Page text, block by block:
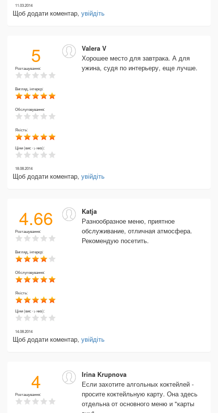
11.03.2014
Щоб додати коментар, увійдіть
5
Розташування:
Вигляд, інтерєр:
Обслуговування:
Якість:
Ціни (вис -> низ):
Valera V
Хорошее место для завтрака. А для
ужина, судя по интерьеру, еще лучше.
18.08.2014
Щоб додати коментар, увійдіть
4.66
Розташування:
Вигляд, інтерєр:
Обслуговування:
Якість:
Ціни (вис -> низ):
Katja
Разнообразное меню, приятное
обслуживание, отличная атмосфера.
Рекомендую посетить.
14.08.2014
Щоб додати коментар, увійдіть
4
Розташування:
Irina Krupnova
Если захотите алгольных коктейлей -
просите коктейльную карту. Она здесь
отдельна от основного меню и "карты